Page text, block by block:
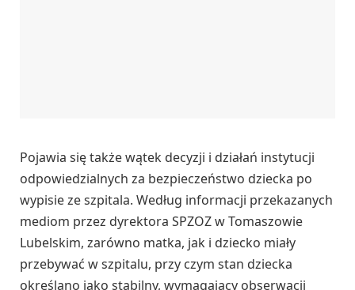
Pojawia się także wątek decyzji i działań instytucji
odpowiedzialnych za bezpieczeństwo dziecka po
wypisie ze szpitala. Według informacji przekazanych
mediom przez dyrektora SPZOZ w Tomaszowie
Lubelskim, zarówno matka, jak i dziecko miały
przebywać w szpitalu, przy czym stan dziecka
określano jako stabilny, wymagający obserwacji